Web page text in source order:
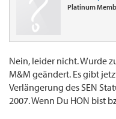
Platinum
Nein, leider nicht. Wurde
M&M geändert. Es gibt
Verlängerung des SEN
2007. Wenn Du HON bist